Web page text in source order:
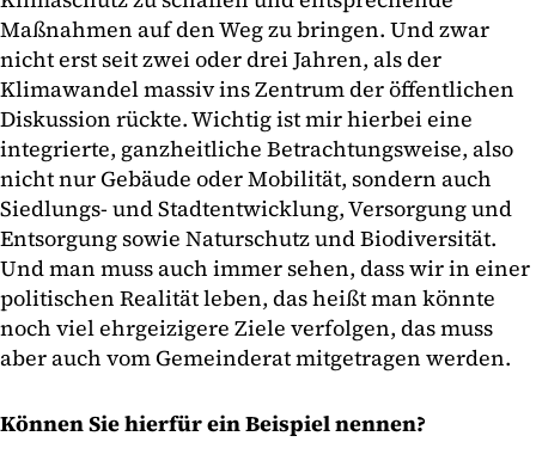
Maßnahmen auf den Weg zu bringen. Und zwar
nicht erst seit zwei oder drei Jahren, als der
Klimawandel massiv ins Zentrum der öffentlichen
Diskussion rückte. Wichtig ist mir hierbei eine
integrierte, ganzheitliche Betrachtungsweise, also
nicht nur Gebäude oder Mobilität, sondern auch
Siedlungs- und Stadtentwicklung, Versorgung und
Entsorgung sowie Naturschutz und Biodiversität.
Und man muss auch immer sehen, dass wir in einer
politischen Realität leben, das heißt man könnte
noch viel ehrgeizigere Ziele verfolgen, das muss
aber auch vom Gemeinderat mitgetragen werden.
Können Sie hierfür ein Beispiel nennen?